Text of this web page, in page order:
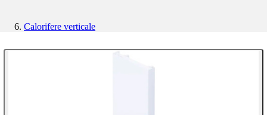
Calorifere verticale